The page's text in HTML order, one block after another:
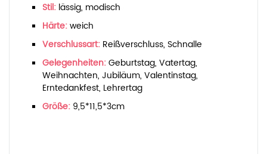
Stil: lässig, modisch
Härte:weich
Verschlussart: Reißverschluss, Schnalle
Gelegenheiten:Geburtstag, Vatertag,
Weihnachten, Jubiläum, Valentinstag,
Erntedankfest, Lehrertag
Größe: 9,5*11,5*3cm